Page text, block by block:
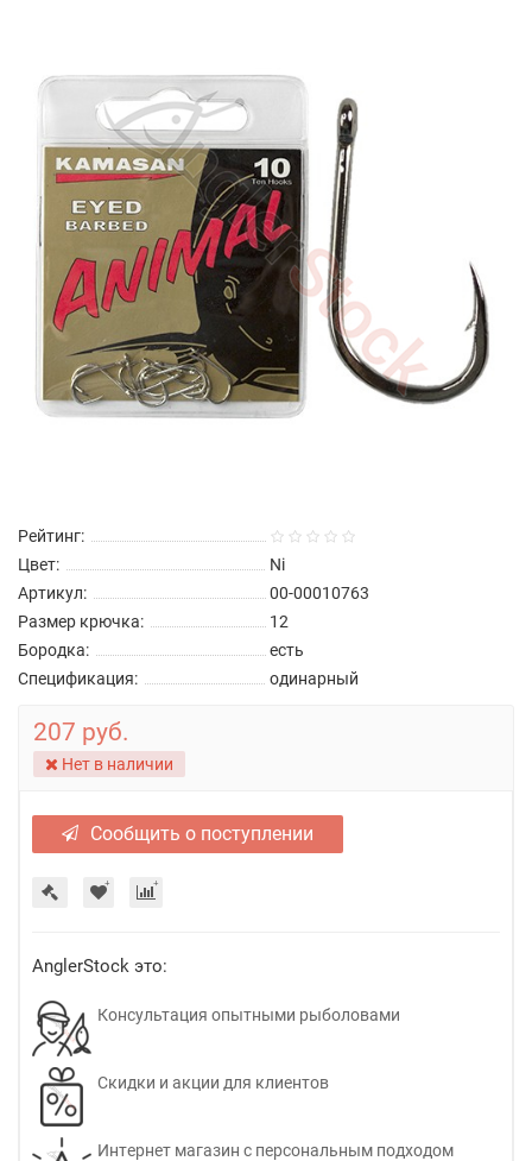
Рейтинг:
Цвет:
Ni
Артикул:
00-00010763
Размер крючка:
12
Бородка:
есть
Спецификация:
одинарный
207 руб.
Нет в наличии
Сообщить о поступлении
AnglerStock это:
Консультация опытными рыболовами
Скидки и акции для клиентов
Интернет магазин с персональным подходом